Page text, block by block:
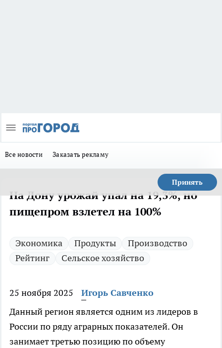
Все новости Заказать рекламу
Принять
На Дону урожай упал на 19,3%, но
пищепром взлетел на 100%
Экономика Продукты
Производство
Рейтинг
Сельское хозяйство
25 ноября 2025
Игорь Савченко
Данный регион является одним из лидеров в
России по ряду аграрных показателей. Он
занимает третью позицию по объему